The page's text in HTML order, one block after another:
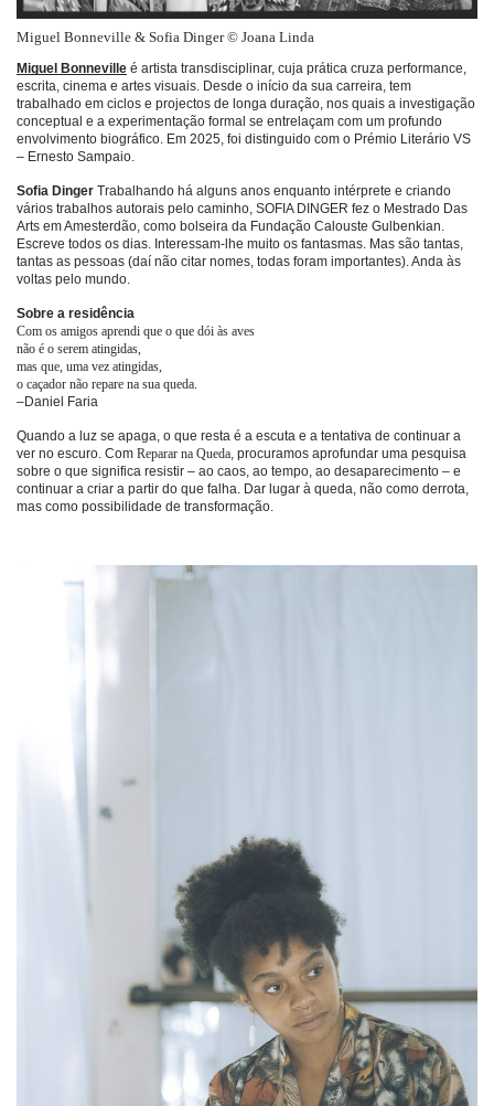
Miguel Bonneville & Sofia Dinger © Joana Linda
Miguel Bonneville é artista transdisciplinar, cuja prática cruza performance,
escrita, cinema e artes visuais. Desde o início da sua carreira, tem
trabalhado em ciclos e projectos de longa duração, nos quais a investigação
conceptual e a experimentação formal se entrelaçam com um profundo
envolvimento biográfico. Em 2025, foi distinguido com o Prémio Literário VS
– Ernesto Sampaio.
Sofia Dinger Trabalhando há alguns anos enquanto intérprete e criando
vários trabalhos autorais pelo caminho, SOFIA DINGER fez o Mestrado Das
Arts em Amesterdão, como bolseira da Fundação Calouste Gulbenkian.
Escreve todos os dias. Interessam-lhe muito os fantasmas. Mas são tantas,
tantas as pessoas (daí não citar nomes, todas foram importantes). Anda às
voltas pelo mundo.
Sobre a residência
Com os amigos aprendi que o que dói às aves
não é o serem atingidas,
mas que, uma vez atingidas,
o caçador não repare na sua queda.
–Daniel Faria
Quando a luz se apaga, o que resta é a escuta e a tentativa de continuar a
ver no escuro. Com Reparar na Queda, procuramos aprofundar uma pesquisa
sobre o que significa resistir – ao caos, ao tempo, ao desaparecimento – e
continuar a criar a partir do que falha. Dar lugar à queda, não como derrota,
mas como possibilidade de transformação.